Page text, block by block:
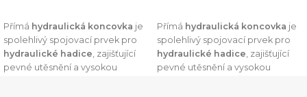
Přímá hydraulická koncovka je
spolehlivý spojovací prvek pro
hydraulické hadice, zajišťující
pevné utěsnění a vysokou
Přímá hydraulická koncovka je
spolehlivý spojovací prvek pro
hydraulické hadice, zajišťující
pevné utěsnění a vysokou